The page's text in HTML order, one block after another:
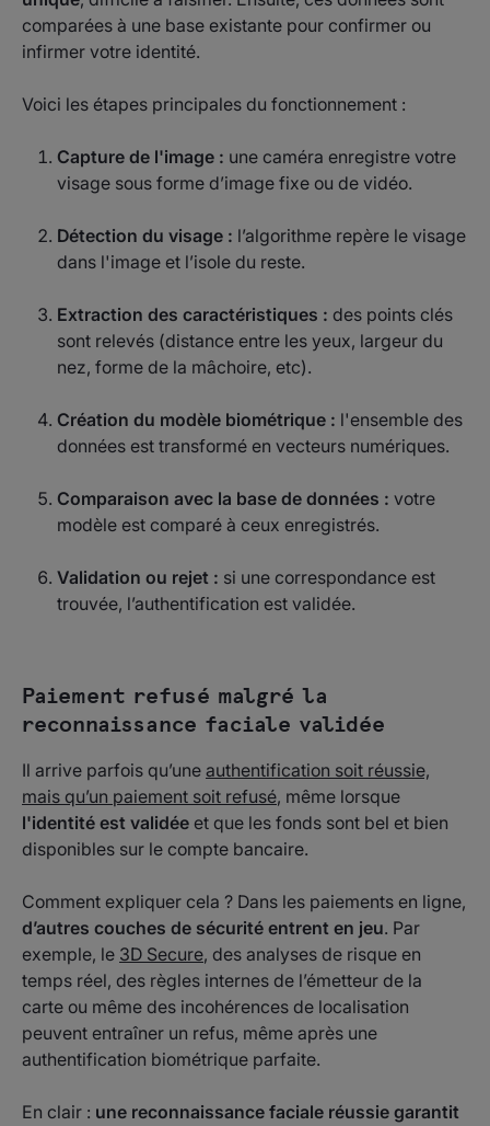
comparées à une base existante pour confirmer ou
infirmer votre identité.
Voici les étapes principales du fonctionnement :
Capture de l'image : une caméra enregistre votre
visage sous forme d’image fixe ou de vidéo.
Détection du visage : l’algorithme repère le visage
dans l'image et l’isole du reste.
Extraction des caractéristiques : des points clés
sont relevés (distance entre les yeux, largeur du
nez, forme de la mâchoire, etc).
Création du modèle biométrique : l'ensemble des
données est transformé en vecteurs numériques.
Comparaison avec la base de données : votre
modèle est comparé à ceux enregistrés.
Validation ou rejet : si une correspondance est
trouvée, l’authentification est validée.
Paiement refusé malgré la
reconnaissance faciale validée
Il arrive parfois qu’une authentification soit réussie,
mais qu’un paiement soit refusé, même lorsque
l'identité est validée et que les fonds sont bel et bien
disponibles sur le compte bancaire.
Comment expliquer cela ? Dans les paiements en ligne,
d’autres couches de sécurité entrent en jeu. Par
exemple, le 3D Secure, des analyses de risque en
temps réel, des règles internes de l’émetteur de la
carte ou même des incohérences de localisation
peuvent entraîner un refus, même après une
authentification biométrique parfaite.
En clair : une reconnaissance faciale réussie garantit